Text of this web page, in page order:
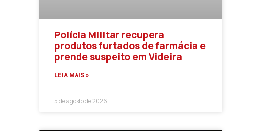
Polícia Militar recupera
produtos furtados de farmácia e
prende suspeito em Videira
LEIA MAIS »
5 de agosto de 2026